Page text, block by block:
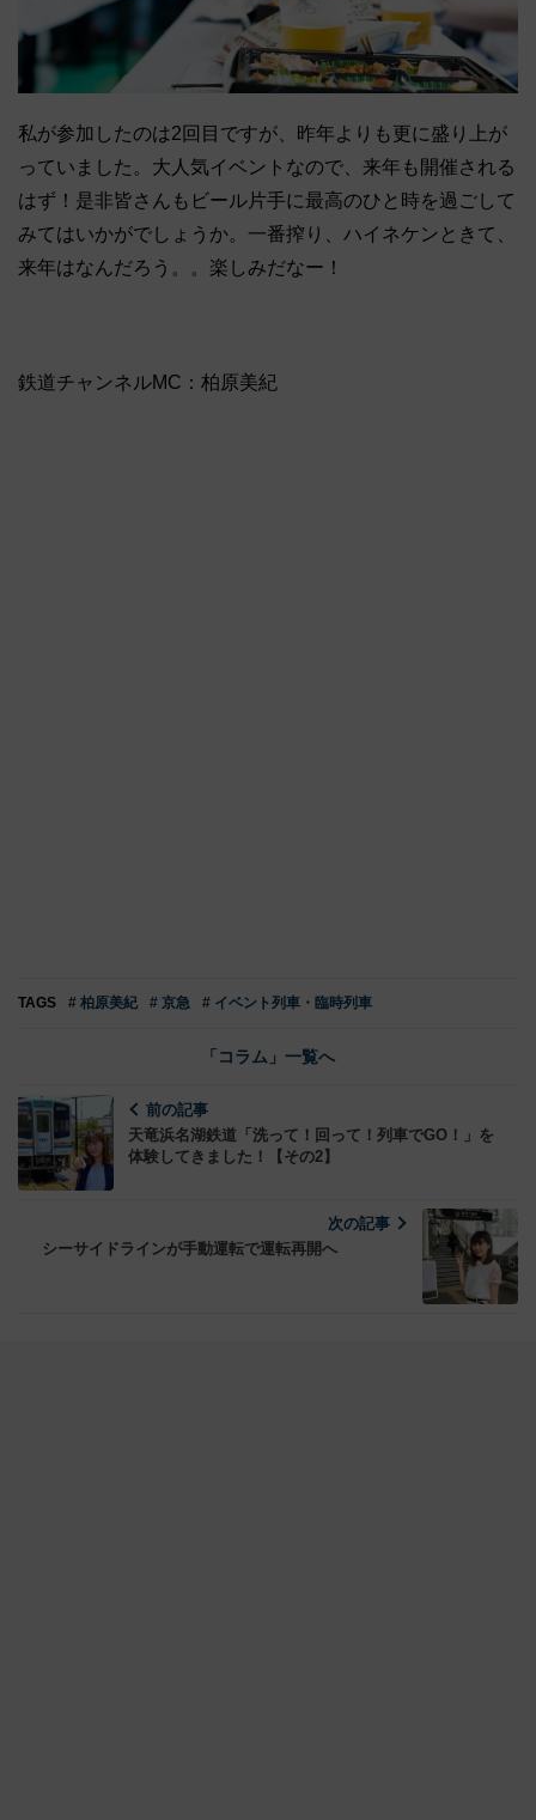
私が参加したのは2回目ですが、昨年よりも更に盛り上が
っていました。大人気イベントなので、来年も開催される
はず！是非皆さんもビール片手に最高のひと時を過ごして
みてはいかがでしょうか。一番搾り、ハイネケンときて、
来年はなんだろう。。楽しみだなー！
鉄道チャンネルMC：柏原美紀
TAGS # 柏原美紀 # 京急 # イベント列車・臨時列車
「コラム」一覧へ
前の記事
天竜浜名湖鉄道「洗って！回って！列車でGO！」を
体験してきました！【その2】
次の記事
シーサイドラインが手動運転で運転再開へ